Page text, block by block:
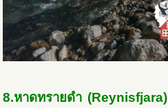
8.หาดทรายดำ (Reynisfjara)